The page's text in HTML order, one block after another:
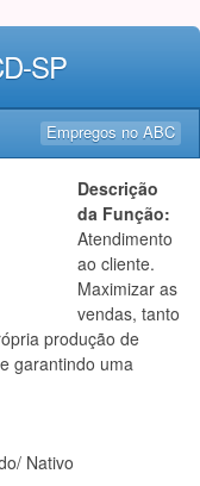
SP
Empregos no ABC
Descrição
da Função:
Atendimento
ao cliente.
Maximizar as
vendas, tanto
produção de
garantindo uma
Nativo